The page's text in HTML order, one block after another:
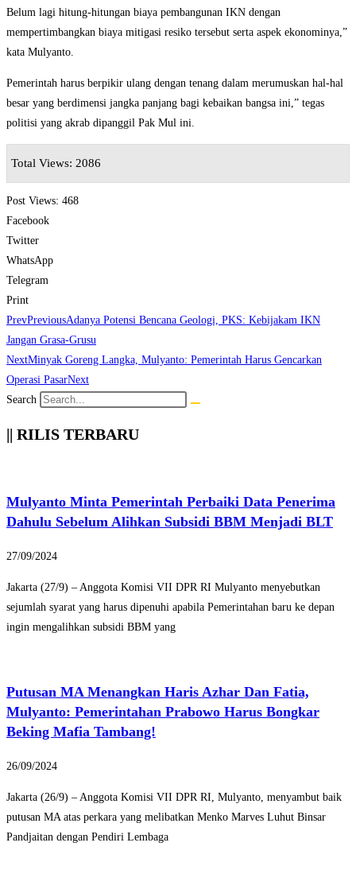
Belum lagi hitung-hitungan biaya pembangunan IKN dengan
mempertimbangkan biaya mitigasi resiko tersebut serta aspek ekonominya,”
kata Mulyanto.
Pemerintah harus berpikir ulang dengan tenang dalam merumuskan hal-hal
besar yang berdimensi jangka panjang bagi kebaikan bangsa ini,” tegas
politisi yang akrab dipanggil Pak Mul ini.
Total Views: 2086
Post Views: 468
Facebook
Twitter
WhatsApp
Telegram
Print
PrevPreviousAdanya Potensi Bencana Geologi, PKS: Kebijakam IKN
Jangan Grasa-Grusu
NextMinyak Goreng Langka, Mulyanto: Pemerintah Harus Gencarkan
Operasi PasarNext
Search
|| RILIS TERBARU
Mulyanto Minta Pemerintah Perbaiki Data Penerima
Dahulu Sebelum Alihkan Subsidi BBM Menjadi BLT
27/09/2024
Jakarta (27/9) – Anggota Komisi VII DPR RI Mulyanto menyebutkan
sejumlah syarat yang harus dipenuhi apabila Pemerintahan baru ke depan
ingin mengalihkan subsidi BBM yang
Putusan MA Menangkan Haris Azhar Dan Fatia,
Mulyanto: Pemerintahan Prabowo Harus Bongkar
Beking Mafia Tambang!
26/09/2024
Jakarta (26/9) – Anggota Komisi VII DPR RI, Mulyanto, menyambut baik
putusan MA atas perkara yang melibatkan Menko Marves Luhut Binsar
Pandjaitan dengan Pendiri Lembaga